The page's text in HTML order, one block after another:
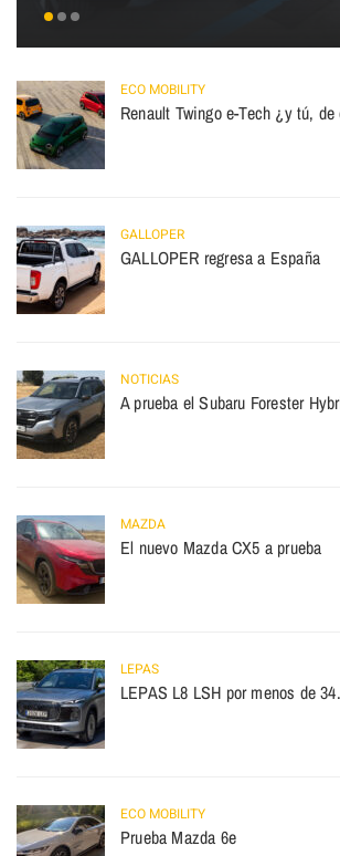
ECO MOBILITY
Renault Twingo e-Tech ¿y tú,
GALLOPER
GALLOPER regresa a España
NOTICIAS
A prueba el Subaru Forester
MAZDA
El nuevo Mazda CX5 a prueba
LEPAS
LEPAS L8 LSH por menos de
ECO MOBILITY
Prueba Mazda 6e